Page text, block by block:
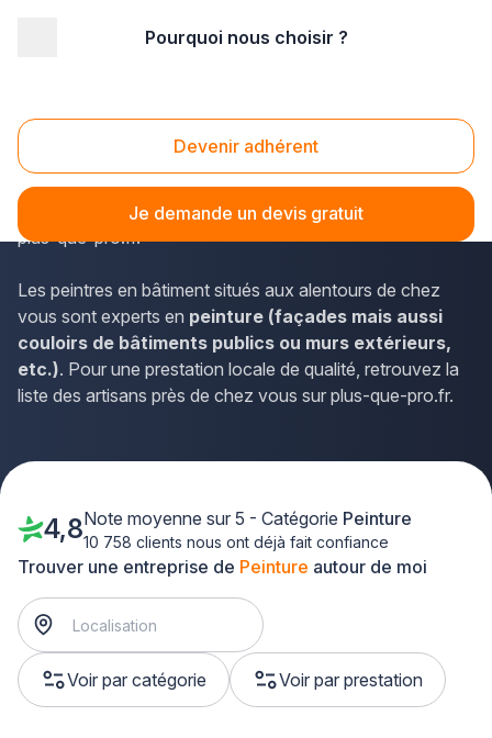
Pourquoi nous choisir ?
Devenir adhérent
Je demande un devis gratuit
Peinture Cherbourg-en-Cotentin (50110)
En Basse-Normandie, les coordonnées des peintres en
bâtiment disponibles à Cherbourg-en-Cotentin sont sur
plus-que-pro.fr.
Les peintres en bâtiment situés aux alentours de chez
vous sont experts en peinture (façades mais aussi
couloirs de bâtiments publics ou murs extérieurs,
etc.). Pour une prestation locale de qualité, retrouvez la
liste des artisans près de chez vous sur plus-que-pro.fr.
Trouver une entreprise de Peinture autour de moi
Voir par catégorie Voir par prestation
4,8Note moyenne sur 5 - Catégorie Peinture
10 758 clients nous ont déjà fait confiance